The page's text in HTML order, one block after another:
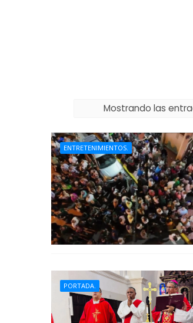
Mostrando las
ENTRETENIMIENTOS.
PORTADA.